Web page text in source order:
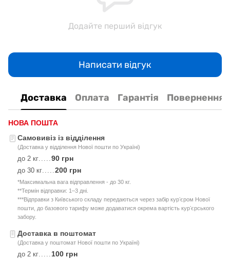
Додайте перший відгук
Написати відгук
Доставка Оплата Гарантія Повернення
НОВА ПОШТА
Самовивіз із відділення
(Доставка у відділення Нової пошти по Україні)
до 2 кг.....90 грн
до 30 кг.....200 грн
*Максимальна вага відправлення - до 30 кг.
**Термін відправки: 1–3 дні.
***Відправки з Київського складу передаються через забір курʼєром Нової
пошти, до базового тарифу може додаватися окрема вартість курʼєрського
забору.
Доставка в поштомат
(Доставка у поштомат Нової пошти по Україні)
до 2 кг..... 100 грн